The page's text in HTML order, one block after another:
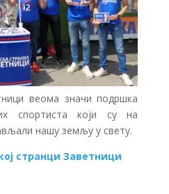
веома значи подршка
спортиста који су на
нашу земљу у свету.
странци Заветници